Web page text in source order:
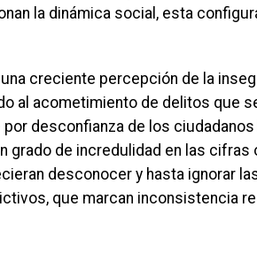
la dinámica social, esta
creciente percepción de la
al acometimiento de delitos que
desconfianza de los
grado de incredulidad en las
desconocer y hasta ignorar
que marcan inconsistencia